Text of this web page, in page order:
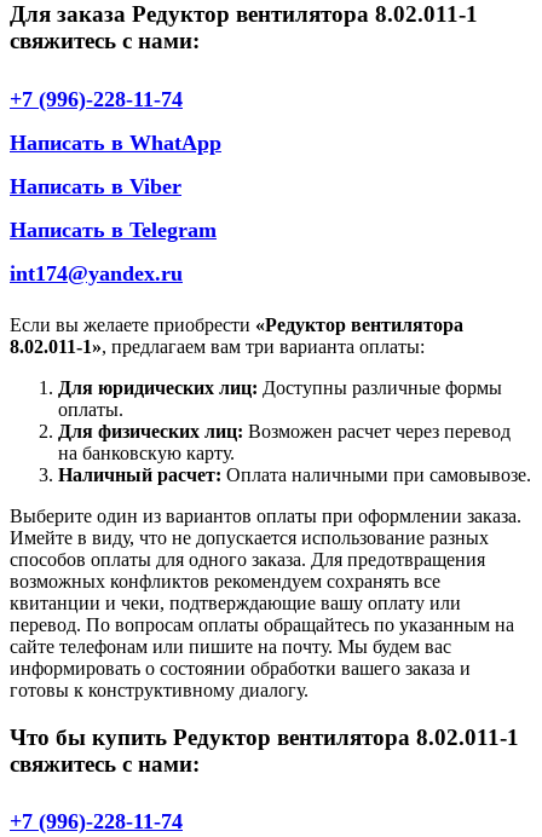
Для заказа Редуктор вентилятора 8.02.011-1
свяжитесь с нами:
+7 (996)-228-11-74
Написать в WhatApp
Написать в Viber
Написать в Telegram
int174@yandex.ru
Если вы желаете приобрести «Редуктор вентилятора
8.02.011-1», предлагаем вам три варианта оплаты:
Для юридических лиц: Доступны различные формы
оплаты.
Для физических лиц: Возможен расчет через перевод
на банковскую карту.
Наличный расчет: Оплата наличными при самовывозе.
Выберите один из вариантов оплаты при оформлении заказа.
Имейте в виду, что не допускается использование разных
способов оплаты для одного заказа. Для предотвращения
возможных конфликтов рекомендуем сохранять все
квитанции и чеки, подтверждающие вашу оплату или
перевод. По вопросам оплаты обращайтесь по указанным на
сайте телефонам или пишите на почту. Мы будем вас
информировать о состоянии обработки вашего заказа и
готовы к конструктивному диалогу.
Что бы купить Редуктор вентилятора 8.02.011-1
свяжитесь с нами:
+7 (996)-228-11-74